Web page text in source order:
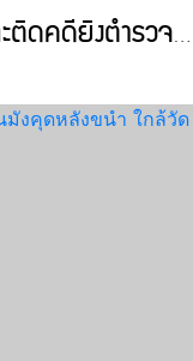
นราธิวาส | รอง ผบ.ตร. นำทีมเกาะติดคดียิงตำรวจตากใบ–ผู้ว่าฯ นราธิวาส